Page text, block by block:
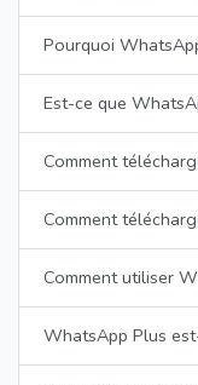
Pourquoi
Est-ce que
Comment
Comment
Comment utiliser
WhatsApp Plus